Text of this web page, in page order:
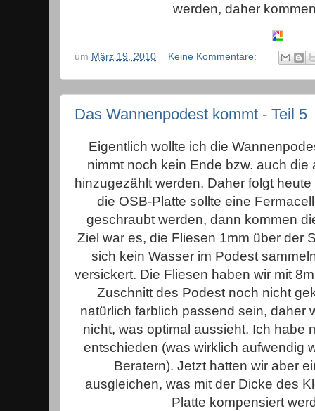
werden, daher
um März 19, 2010 Keine Kommentare:
Das Wannenpodest kommt - Teil 5
Eigentlich wollte ich die
nimmt noch kein Ende bzw. auch
hinzugezählt werden. Daher folgt
die OSB-Platte sollte eine
geschraubt werden, dann kommen
Ziel war es, die Fliesen 1mm über der
sich kein Wasser im Podest
versickert. Die Fliesen haben wir mit
Zuschnitt des Podest noch nicht
natürlich farblich passend sein, daher
nicht, was optimal aussieht. Ich habe
entschieden (was wirklich aufwendig
Beratern). Jetzt hatten wir aber
ausgleichen, was mit der Dicke des
Platte kompensiert